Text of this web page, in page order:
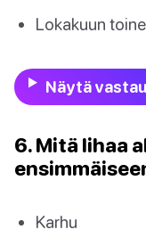
Lokakuun
Näytä
6. Mitä lihaa
Karhu